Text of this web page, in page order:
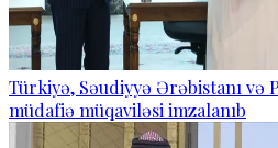
Türkiyə, Səudiyyə Ərəbistanı və
müdafiə müqaviləsi imzalanıb